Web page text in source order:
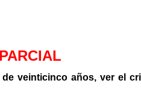
veinticinco años, ver el